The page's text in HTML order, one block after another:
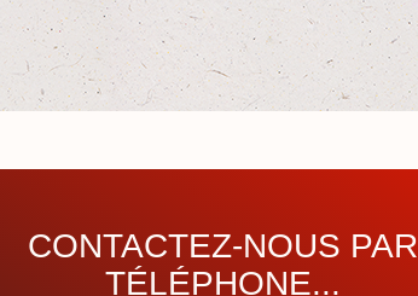
CONTACTEZ-NOUS PAR
TÉLÉPHONE...